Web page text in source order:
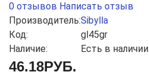
0 отзывов Написать отзыв
Производитель:Sibylla
Код:
gl45gr
Наличие:
Есть в наличии
46.18РУБ.